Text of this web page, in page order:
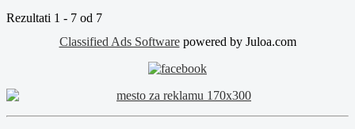
Rezultati 1 - 7 od 7
Classified Ads Softwarepowered by Juloa.com